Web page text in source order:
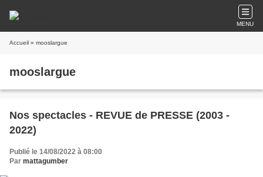
MENU
Accueil » mooslargue
mooslargue
Nos spectacles - REVUE de PRESSE (2003 -
2022)
Publié le 14/08/2022 à 08:00
Par mattagumber